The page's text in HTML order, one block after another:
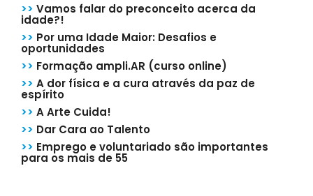
>> Vamos falar do preconceito acerca da
idade?!
>> Por uma Idade Maior: Desafios e
oportunidades
>> Formação ampli.AR (curso online)
>> A dor física e a cura através da paz de
espírito
>> A Arte Cuida!
>> Dar Cara ao Talento
>> Emprego e voluntariado são importantes
para os mais de 55